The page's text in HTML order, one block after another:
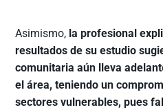
Asimismo, la profesional
resultados de su estudio
comunitaria aún lleva
el área, teniendo un
sectores vulnerables, pues